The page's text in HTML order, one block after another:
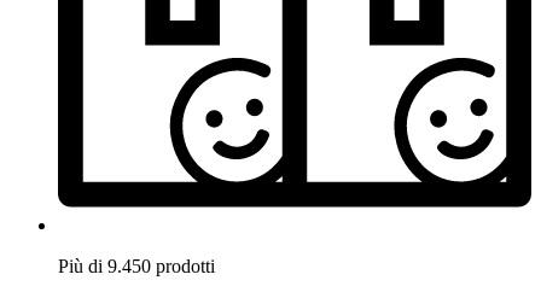
Più di 9.450 prodotti